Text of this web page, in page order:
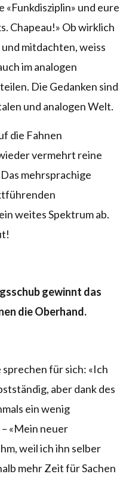
und eure
Chapeau!» Ob wirklich
mitdachten, weiss
im analogen
Die Gedanken sind
und analogen Welt.
die Fahnen
vermehrt reine
mehrsprachige
weites Spektrum ab.
gewinnt das
die Oberhand.
für sich: «Ich
aber dank des
ein wenig
«Mein neuer
weil ich ihn selber
mehr Zeit für Sachen